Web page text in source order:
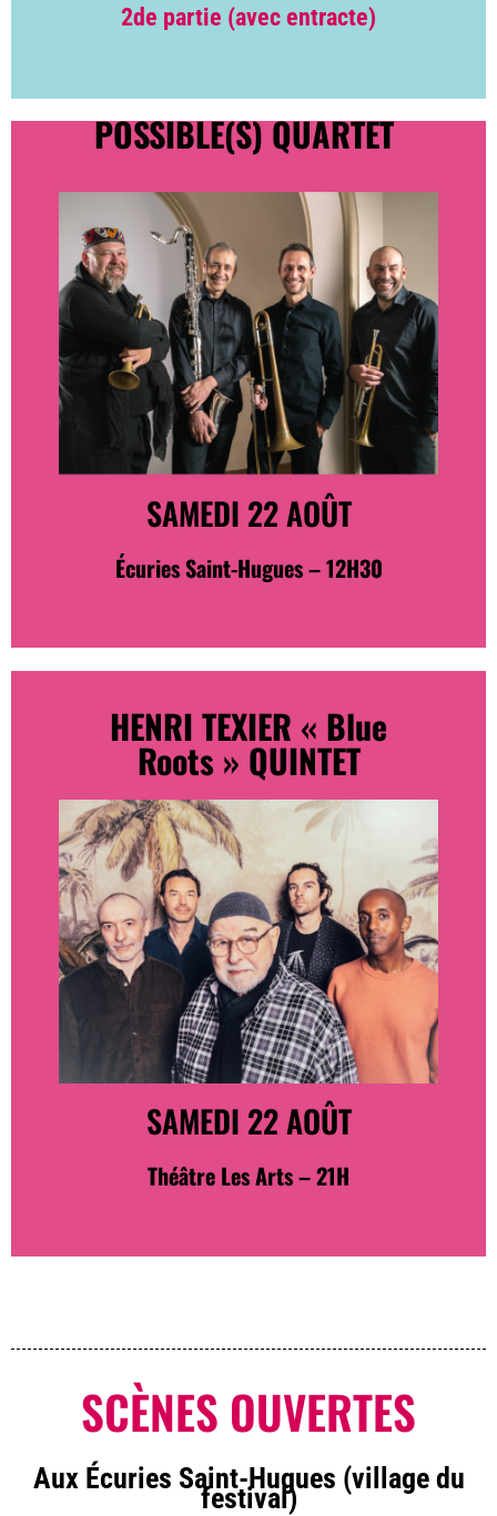
2de partie (avec entracte)
POSSIBLE(S) QUARTET
SAMEDI 22 AOÛT
Écuries Saint-Hugues – 12H30
HENRI TEXIER « Blue
Roots » QUINTET
SAMEDI 22 AOÛT
Théâtre Les Arts – 21H
SCÈNES OUVERTES
Aux Écuries Saint-Hugues (village du
festival)